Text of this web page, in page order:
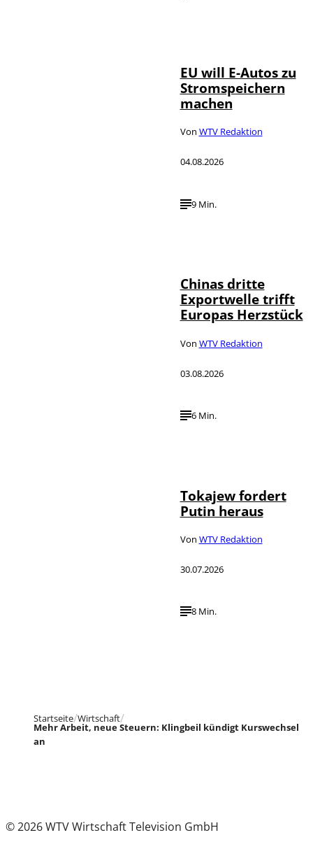
EU will E-Autos zu
Stromspeichern
machen
Von WTV Redaktion
04.08.2026
9 Min.
Chinas dritte
Exportwelle trifft
Europas Herzstück
Von WTV Redaktion
03.08.2026
6 Min.
Tokajew fordert
Putin heraus
Von WTV Redaktion
30.07.2026
8 Min.
Startseite Wirtschaft
Mehr Arbeit, neue Steuern: Klingbeil kündigt Kurswechsel
an
© 2026 WTV Wirtschaft Television GmbH